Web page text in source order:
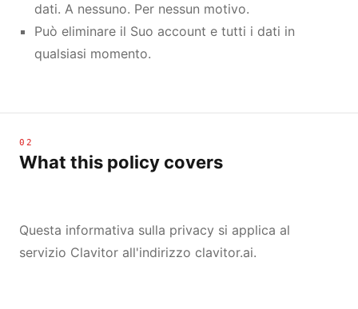
dati. A nessuno. Per nessun motivo.
Può eliminare il Suo account e tutti i dati in
qualsiasi momento.
02
What this policy covers
Questa informativa sulla privacy si applica al
servizio Clavitor all'indirizzo clavitor.ai.